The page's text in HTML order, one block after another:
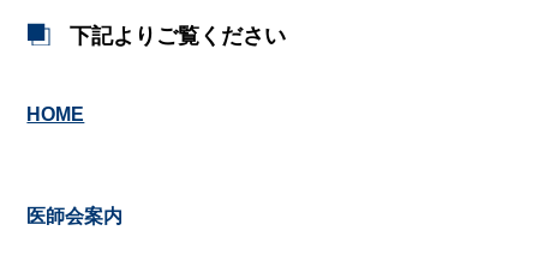
下記よりご覧ください
HOME
医師会案内